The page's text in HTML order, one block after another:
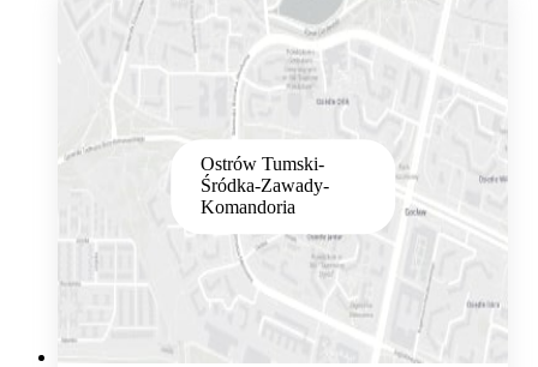
Ostrów Tumski-
Śródka-Zawady-
Komandoria